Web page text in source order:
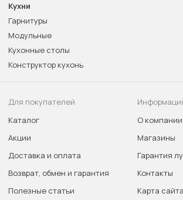
Кухни
Гарнитуры
Модульные
Кухонные столы
Конструктор кухонь
Для покупателей
Каталог
Акции
Доставка и оплата
Возврат, обмен и гарантия
Полезные статьи
О компании
Магазины
Гарантия
Контакты
Карта сайта